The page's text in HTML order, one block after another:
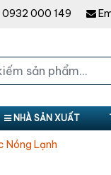
0932 000 149
NHÀ SẢN XUẤT
Nóng Lạnh